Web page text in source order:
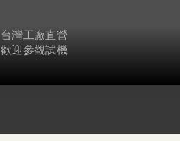
台灣工廠直營
歡迎參觀試機